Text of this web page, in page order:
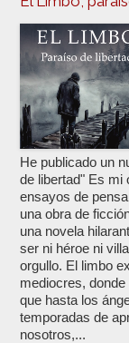
He publicado un
de libertad" Es mi
ensayos de
una obra de
una novela
ser ni héroe ni
orgullo. El limbo
mediocres,
que hasta los
temporadas de
nosotros,...